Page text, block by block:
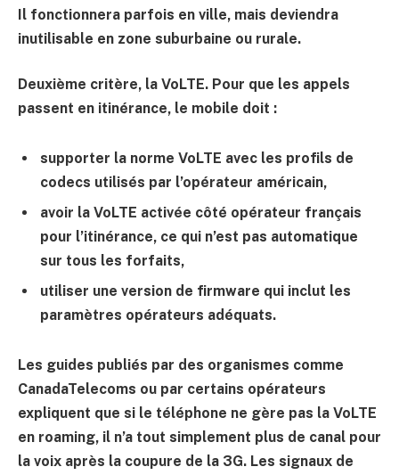
Il fonctionnera parfois en ville, mais deviendra
inutilisable en zone suburbaine ou rurale.
Deuxième critère, la VoLTE. Pour que les appels
passent en itinérance, le mobile doit :
supporter la norme VoLTE avec les profils de
codecs utilisés par l’opérateur américain,
avoir la VoLTE activée côté opérateur français
pour l’itinérance, ce qui n’est pas automatique
sur tous les forfaits,
utiliser une version de firmware qui inclut les
paramètres opérateurs adéquats.
Les guides publiés par des organismes comme
CanadaTelecoms ou par certains opérateurs
expliquent que si le téléphone ne gère pas la VoLTE
en roaming, il n’a tout simplement plus de canal pour
la voix après la coupure de la 3G. Les signaux de